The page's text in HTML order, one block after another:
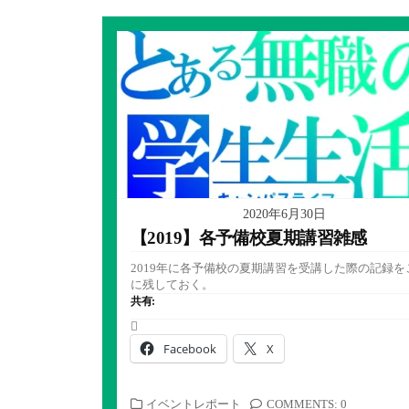
2020年6月30日
【2019】各予備校夏期講習雑感
2019年に各予備校の夏期講習を受講した際の記録を
に残しておく。
共有:
Facebook X
カイベントレポート COMMENTS: 0